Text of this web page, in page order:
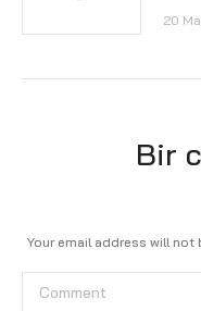
20
Bir
Your email address will not
Comment